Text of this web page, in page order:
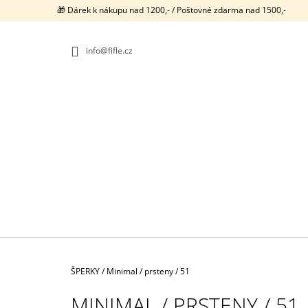
🎁 Dárek k nákupu nad 1200,- / Poštovné zdarma nad 1500,-
info@fifle.cz
Domů
ŠPERKY/ Minimal / prsteny / 51
O
750 Kč